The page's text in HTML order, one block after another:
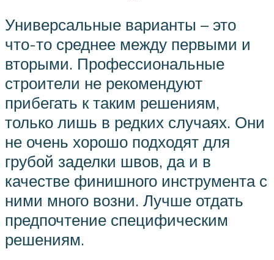
Универсальные варианты – это
что-то среднее между первыми и
вторыми. Профессиональные
строители не рекомендуют
прибегать к таким решениям,
только лишь в редких случаях. Они
не очень хорошо подходят для
грубой заделки швов, да и в
качестве финишного инструмента с
ними много возни. Лучше отдать
предпочтение специфическим
решениям.